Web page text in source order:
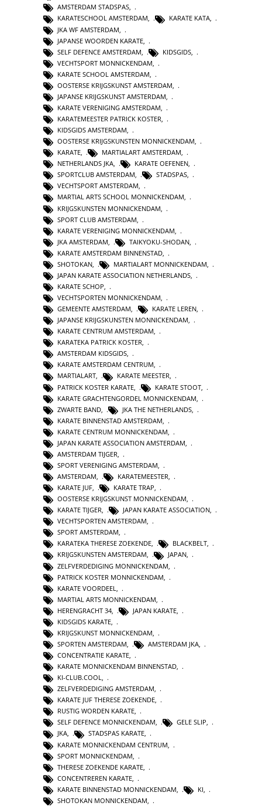
AMSTERDAM STADSPAS,
KARATESCHOOL AMSTERDAM, KARATE KATA,
JKA WF AMSTERDAM
JAPANSE WOORDEN KARATE
SELF DEFENCE AMSTERDAM
KIDSGIDS
VECHTSPORT MONNICKENDAM
KARATE SCHOOL AMSTERDAM
OOSTERSE KRIJGSKUNST AMSTERDAM
JAPANSE KRIJGSKUNST AMSTERDAM
KARATE VERENIGING AMSTERDAM
KARATEMEESTER PATRICK KOSTER,
KIDSGIDS AMSTERDAM,
OOSTERSE KRIJGSKUNSTEN MONNICKENDAM,
KARATE, MARTIALART AMSTERDAM,
NETHERLANDS JKA, KARATE OEFENEN,
SPORTCLUB AMSTERDAM, STADSPAS,
VECHTSPORT AMSTERDAM,
MARTIAL ARTS SCHOOL MONNICKENDAM,
KRIJGSKUNSTEN MONNICKENDAM
SPORT CLUB AMSTERDAM
KARATE VERENIGING MONNICKENDAM
JKA AMSTERDAM
TAIKYOKU-SHODAN
KARATE AMSTERDAM BINNENSTAD
SHOTOKAN
MARTIALART MONNICKENDAM
JAPAN KARATE ASSOCIATION NETHERLANDS
KARATE SCHOP
VECHTSPORTEN MONNICKENDAM,
GEMEENTE AMSTERDAM, KARATE LEREN,
JAPANSE KRIJGSKUNSTEN MONNICKENDAM,
KARATE CENTRUM AMSTERDAM,
KARATEKA PATRICK KOSTER,
AMSTERDAM KIDSGIDS,
KARATE AMSTERDAM CENTRUM,
MARTIALART, KARATE MEESTER,
PATRICK KOSTER KARATE
KARATE STOOT
KARATE GRACHTENGORDEL MONNICKENDAM
ZWARTE BAND
JKA THE NETHERLANDS
KARATE BINNENSTAD AMSTERDAM
KARATE CENTRUM MONNICKENDAM
JAPAN KARATE ASSOCIATION AMSTERDAM
AMSTERDAM TIJGER
SPORT VERENIGING AMSTERDAM
AMSTERDAM, KARATEMEESTER,
KARATE JUF, KARATE TRAP,
OOSTERSE KRIJGSKUNST MONNICKENDAM,
KARATE TIJGER, JAPAN KARATE ASSOCIATION,
VECHTSPORTEN AMSTERDAM,
SPORT AMSTERDAM,
KARATEKA THERESE ZOEKENDE, BLACKBELT,
KRIJGSKUNSTEN AMSTERDAM, JAPAN,
ZELFVERDEDIGING MONNICKENDAM
PATRICK KOSTER MONNICKENDAM
KARATE VOORDEEL
MARTIAL ARTS MONNICKENDAM
HERENGRACHT 34
JAPAN KARATE
KIDSGIDS KARATE
KRIJGSKUNST MONNICKENDAM
SPORTEN AMSTERDAM
AMSTERDAM JKA
CONCENTRATIE KARATE,
KARATE MONNICKENDAM BINNENSTAD,
KI-CLUB.COOL,
ZELFVERDEDIGING AMSTERDAM,
KARATE JUF THERESE ZOEKENDE,
RUSTIG WORDEN KARATE,
SELF DEFENCE MONNICKENDAM, GELE SLIP,
JKA, STADSPAS KARATE,
KARATE MONNICKENDAM CENTRUM
SPORT MONNICKENDAM
THERESE ZOEKENDE KARATE
CONCENTREREN KARATE
KARATE BINNENSTAD MONNICKENDAM
KI
SHOTOKAN MONNICKENDAM